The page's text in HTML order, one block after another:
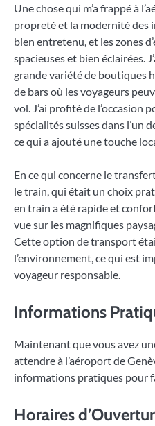
Une chose qui m’a frappé à
propreté et la modernité des
bien entretenu, et les zones
spacieuses et bien éclairées.
grande variété de boutiques
de bars où les voyageurs
vol. J’ai profité de l’occasion
spécialités suisses dans l’un
ce qui a ajouté une touche
En ce qui concerne le
le train, qui était un choix
en train a été rapide et
vue sur les magnifiques
Cette option de transport
l’environnement, ce qui est
voyageur responsable.
Informations
Maintenant que vous avez
attendre à l’aéroport de
informations pratiques pour
Horaires